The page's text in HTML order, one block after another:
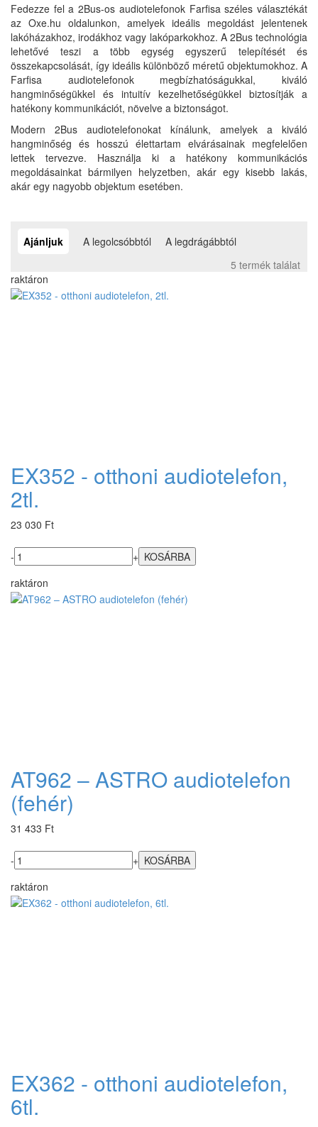
Fedezze fel a 2Bus-os audiotelefonok Farfisa széles választékát
az Oxe.hu oldalunkon, amelyek ideális megoldást jelentenek
lakóházakhoz, irodákhoz vagy lakóparkokhoz. A 2Bus technológia
lehetővé teszi a több egység egyszerű telepítését és
összekapcsolását, így ideális különböző méretű objektumokhoz. A
Farfisa audiotelefonok megbízhatóságukkal, kiváló
hangminőségükkel és intuitív kezelhetőségükkel biztosítják a
hatékony kommunikációt, növelve a biztonságot.
Modern 2Bus audiotelefonokat kínálunk, amelyek a kiváló
hangminőség és hosszú élettartam elvárásainak megfelelően
lettek tervezve. Használja ki a hatékony kommunikációs
megoldásainkat bármilyen helyzetben, akár egy kisebb lakás,
akár egy nagyobb objektum esetében.
Ajánljuk A legolcsóbbtól
A legdrágábbtól
5 termék találat
raktáron
EX352 - otthoni audiotelefon,
2tl.
23 030 Ft
-
+
raktáron
AT962 – ASTRO audiotelefon
(fehér)
31 433 Ft
-
+
raktáron
EX362 - otthoni audiotelefon,
6tl.